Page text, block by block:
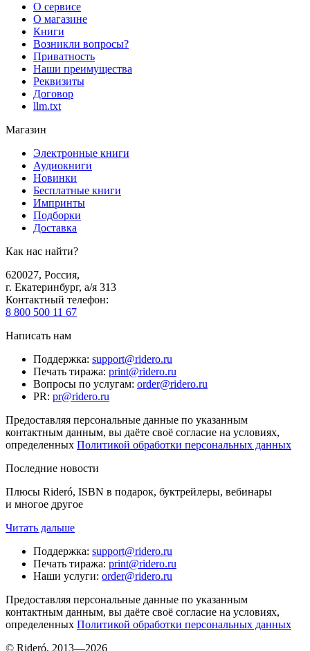
О сервисе
О магазине
Книги
Возникли вопросы?
Приватность
Наши преимущества
Реквизиты
Договор
llm.txt
Магазин
Электронные книги
Аудиокниги
Новинки
Бесплатные книги
Импринты
Подборки
Доставка
Как нас найти?
620027, Россия,
г. Екатеринбург, а/я 313
Контактный телефон:
8 800 500 11 67
Написать нам
Поддержка: support@ridero.ru
Печать тиража: print@ridero.ru
Вопросы по услугам: order@ridero.ru
PR: pr@ridero.ru
Предоставляя персональные данные по указанным
контактным данным, вы даёте своё согласие на условиях,
определенных Политикой обработки персональных данных
Последние новости
Плюсы Rideró, ISBN в подарок, буктрейлеры, вебинары
и многое другое
Читать дальше
Поддержка: support@ridero.ru
Печать тиража: print@ridero.ru
Наши услуги: order@ridero.ru
Предоставляя персональные данные по указанным
контактным данным, вы даёте своё согласие на условиях,
определенных Политикой обработки персональных данных
© Rideró, 2013—2026